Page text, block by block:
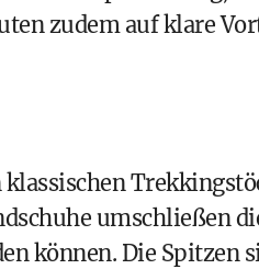
zudem auf klare
umschließen
können. Die Spitzen